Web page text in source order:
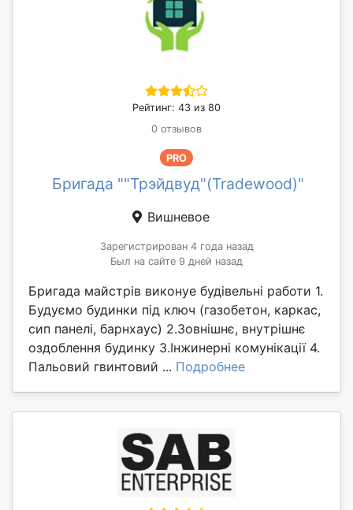
Рейтинг: 43 из 80
0 отзывов
PRO
Бригада ""Трэйдвуд"(Tradewood)"
Вишневое
Зарегистрирован 4 года назад
Был на сайте 9 дней назад
Бригада майстрів виконуе будівельні работи 1.
Будуємо будинки під ключ (газобетон, каркас,
сип панелі, барнхаус) 2.Зовнішнє, внутрішнє
оздоблення будинку 3.Інжинерні комунікації 4.
Пальовий гвинтовий ... Подробнее